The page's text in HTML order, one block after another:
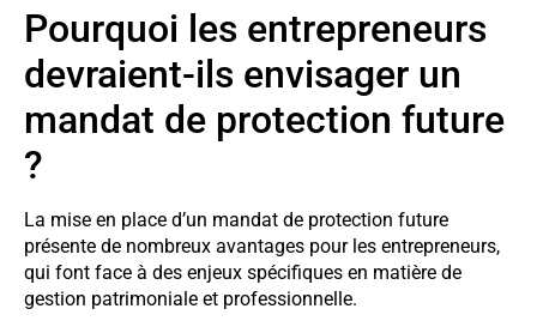
Pourquoi les entrepreneurs
devraient-ils envisager un
mandat de protection future
?
La mise en place d’un mandat de protection future
présente de nombreux avantages pour les entrepreneurs,
qui font face à des enjeux spécifiques en matière de
gestion patrimoniale et professionnelle.